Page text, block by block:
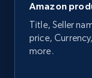
Amazon
Title, Seller
price,
more.